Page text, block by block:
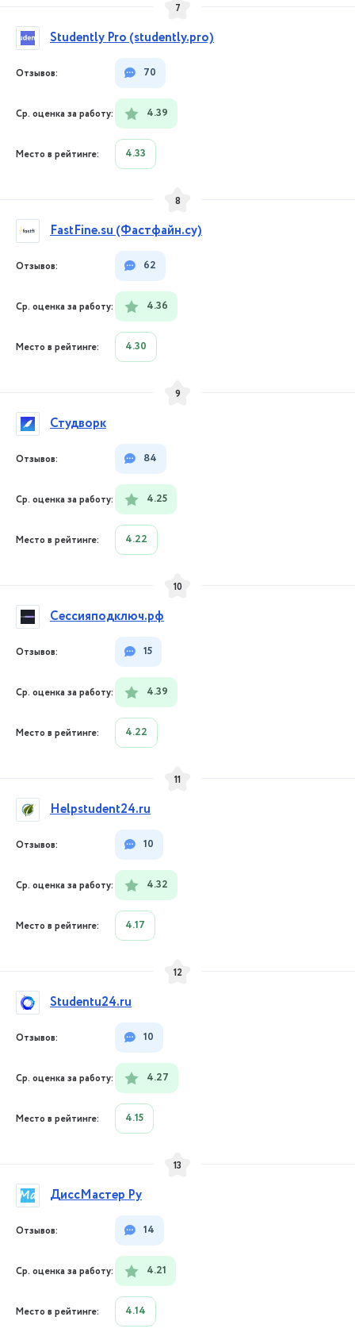
7
Studently Pro (studently.pro)
70
4.39
4.33
8
FastFine.su (Фастфайн.су)
62
4.36
4.30
9
Студворк
84
4.25
4.22
10
Сессияподключ.рф
15
4.39
4.22
11
Helpstudent24.ru
10
4.32
4.17
12
Studentu24.ru
10
4.27
4.15
13
ДиссМастер Ру
14
4.21
4.14